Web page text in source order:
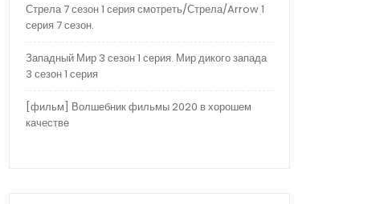
Стрела 7 сезон 1 серия смотреть/Стрела/Arrow 1
серия 7 сезон.
Западный Мир 3 сезон 1 серия. Мир дикого запада
3 сезон 1 серия
[фильм] Волшебник фильмы 2020 в хорошем
качестве